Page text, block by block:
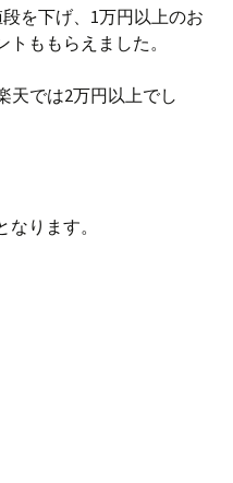
を下げ、1万円以上のお
ももらえました。
天では2万円以上でし
ります。